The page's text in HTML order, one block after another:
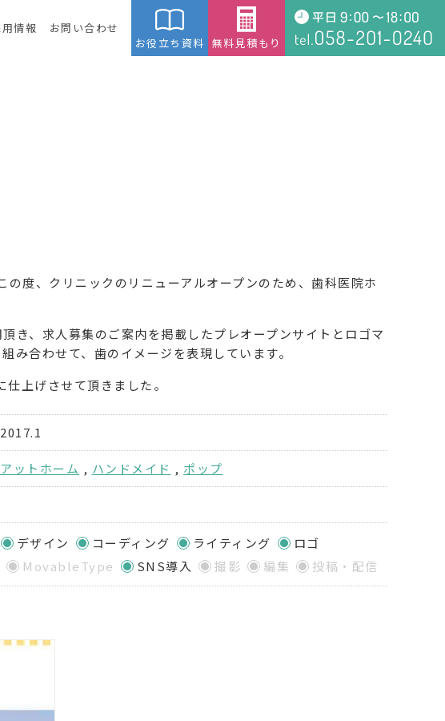
情報
お問い合わせ
お役立ち資料 無料見積もり
度、クリニックのリニューアルオープンのため、歯科医院ホ
き、求人募集のご案内を掲載したプレオープンサイトとロゴマ
合わせて、歯のイメージを表現しています。
上げさせて頂きました。
2017.1
アットホーム , ハンドメイド , ポップ
デザイン コーディング ライティング
ロゴ
MovableType SNS導入 撮影 編集 投稿・配信